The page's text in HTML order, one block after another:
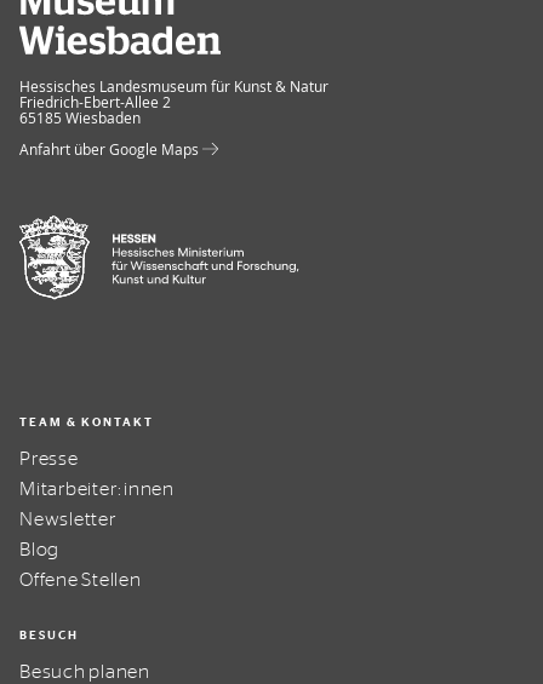
Museum Wiesbaden
Hessisches Landesmuseum für Kunst & Natur
Friedrich-Ebert-Allee 2
65185 Wiesbaden
Anfahrt über Google Maps
TEAM & KONTAKT
Presse
Mitarbeiter:innen
Newsletter
Blog
Offene Stellen
BESUCH
Besuch planen